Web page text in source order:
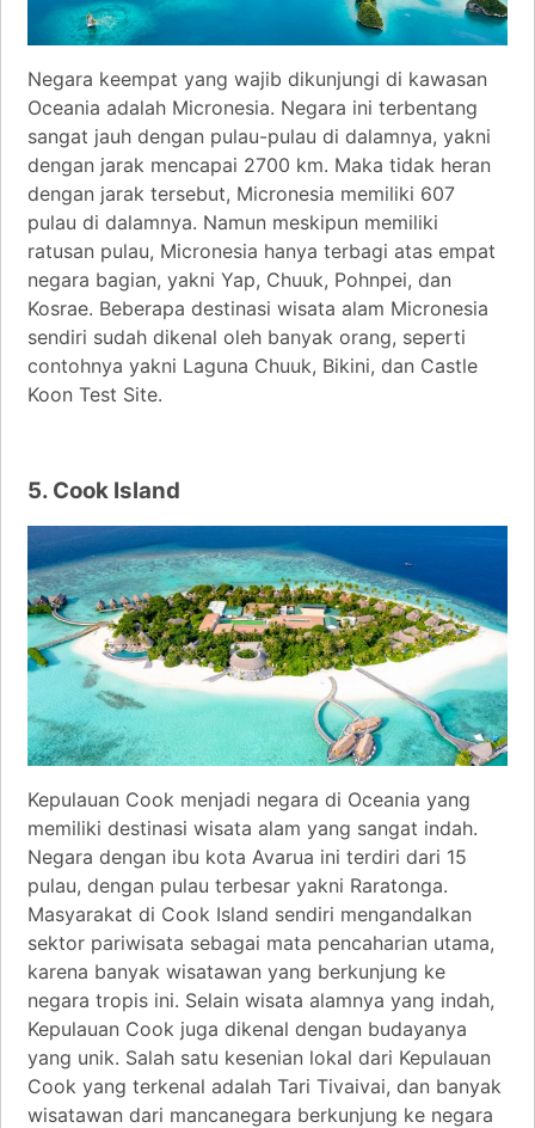
Negara keempat yang wajib dikunjungi di kawasan
Oceania adalah Micronesia. Negara ini terbentang
sangat jauh dengan pulau-pulau di dalamnya, yakni
dengan jarak mencapai 2700 km. Maka tidak heran
dengan jarak tersebut, Micronesia memiliki 607
pulau di dalamnya. Namun meskipun memiliki
ratusan pulau, Micronesia hanya terbagi atas empat
negara bagian, yakni Yap, Chuuk, Pohnpei, dan
Kosrae. Beberapa destinasi wisata alam Micronesia
sendiri sudah dikenal oleh banyak orang, seperti
contohnya yakni Laguna Chuuk, Bikini, dan Castle
Koon Test Site.
5. Cook Island
Kepulauan Cook menjadi negara di Oceania yang
memiliki destinasi wisata alam yang sangat indah.
Negara dengan ibu kota Avarua ini terdiri dari 15
pulau, dengan pulau terbesar yakni Raratonga.
Masyarakat di Cook Island sendiri mengandalkan
sektor pariwisata sebagai mata pencaharian utama,
karena banyak wisatawan yang berkunjung ke
negara tropis ini. Selain wisata alamnya yang indah,
Kepulauan Cook juga dikenal dengan budayanya
yang unik. Salah satu kesenian lokal dari Kepulauan
Cook yang terkenal adalah Tari Tivaivai, dan banyak
wisatawan dari mancanegara berkunjung ke negara